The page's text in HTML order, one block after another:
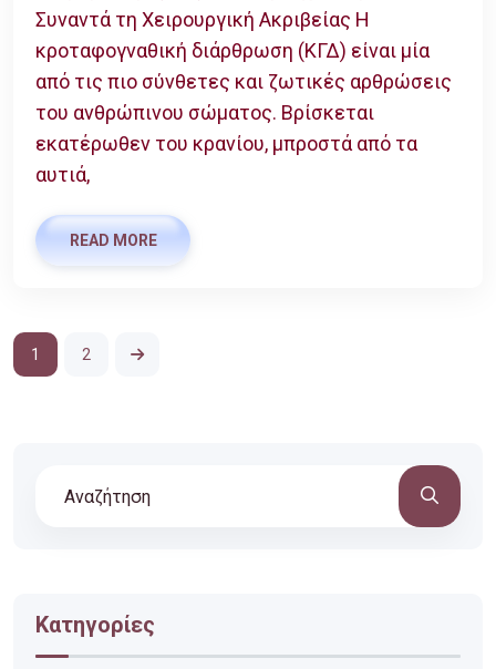
Συναντά τη Χειρουργική Ακριβείας Η
κροταφογναθική διάρθρωση (ΚΓΔ) είναι μία
από τις πιο σύνθετες και ζωτικές αρθρώσεις
του ανθρώπινου σώματος. Βρίσκεται
εκατέρωθεν του κρανίου, μπροστά από τα
αυτιά,
READ MORE
1 2
Κατηγορίες